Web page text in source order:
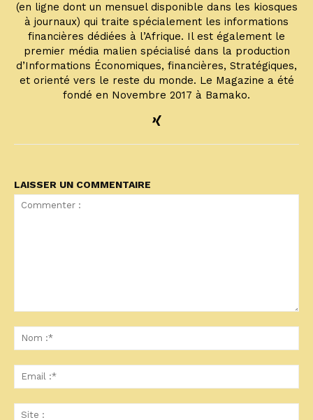
(en ligne dont un mensuel disponible dans les kiosques
à journaux) qui traite spécialement les informations
financières dédiées à l’Afrique. Il est également le
premier média malien spécialisé dans la production
d’Informations Économiques, financières, Stratégiques,
et orienté vers le reste du monde. Le Magazine a été
fondé en Novembre 2017 à Bamako.
LAISSER UN COMMENTAIRE
:*
:*